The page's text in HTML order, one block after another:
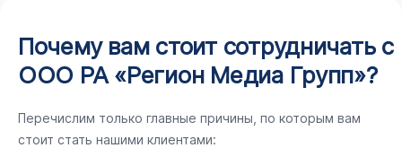
Почему вам стоит сотрудничать с
ООО РА «Регион Медиа Групп»?
Перечислим только главные причины, по которым вам
стоит стать нашими клиентами: